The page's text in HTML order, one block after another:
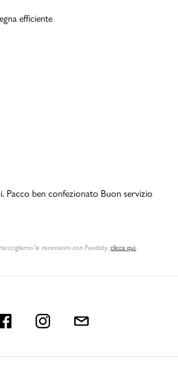
efficiente
Pacco ben confezionato Buon servizio
le recensioni con Feedaty, clicca qui.